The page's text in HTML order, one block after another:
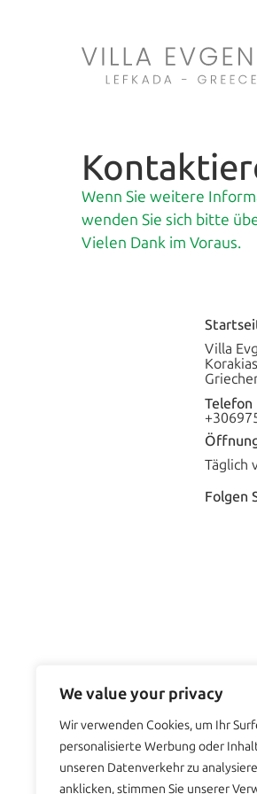
We value your privacy
Wir verwenden Cookies, um Ihr
personalisierte Werbung oder
unseren Datenverkehr zu
anklicken, stimmen Sie unserer
Wenn Sie weitere
wenden Sie sich bitte
Vielen Dank im Voraus.
Villa
Telefon
Täglich
Folgen
Copyright 2026 | Alle Rechte